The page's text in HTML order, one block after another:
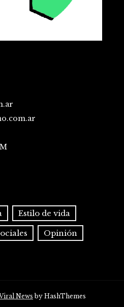
Estilo de vida
Opinión
News by HashThemes